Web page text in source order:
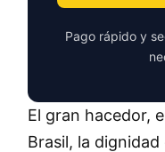
Pago rápido y
El gran hacedor,
Brasil, la